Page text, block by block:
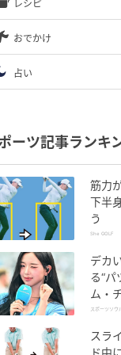
レシピ
おでかけ
占い
ーツ記事ランキ
筋力
下半
う
She GOLF
デカ
る“
ム・
選抜
スポーツソウ
スラ
ド中